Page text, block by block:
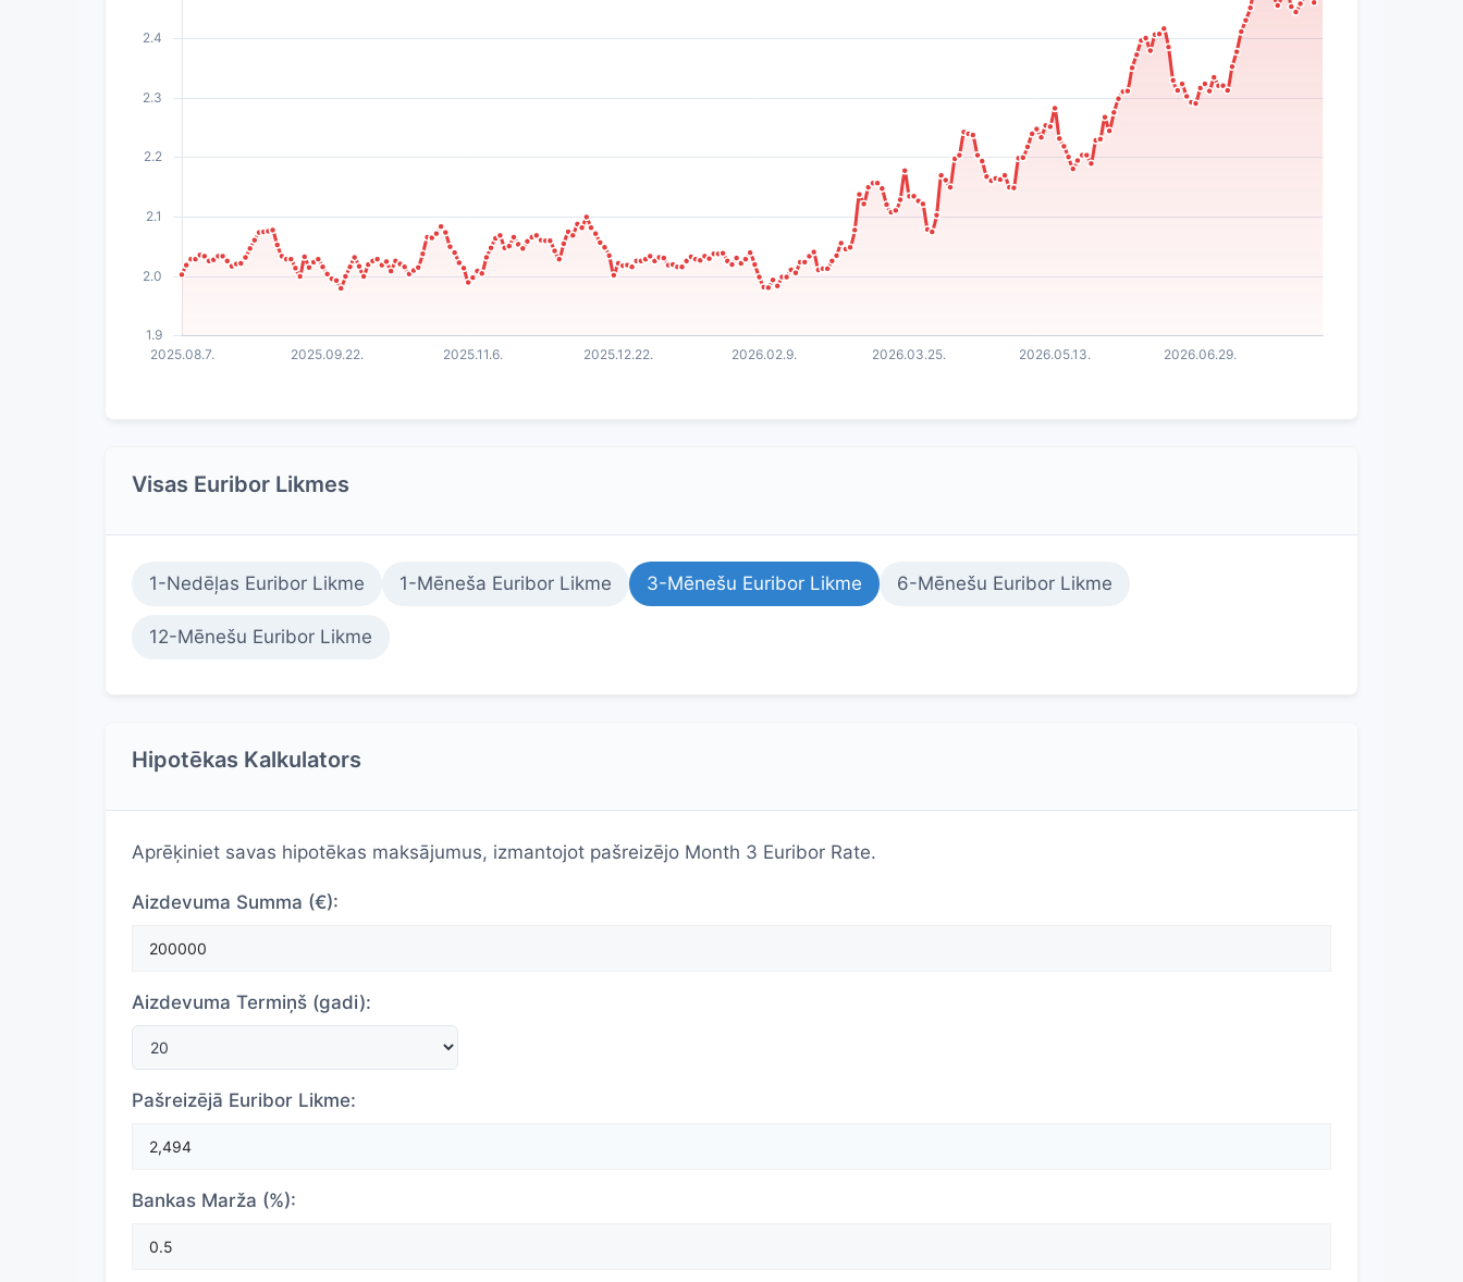
Visas Euribor Likmes
1-Nedēļas Euribor Likme 1-Mēneša Euribor Likme 3-Mēnešu Euribor Likme 6-Mēnešu Euribor Likme
12-Mēnešu Euribor Likme
Hipotēkas Kalkulators
Aprēķiniet savas hipotēkas maksājumus, izmantojot pašreizējo Month 3 Euribor Rate.
Aizdevuma Summa (€):
Aizdevuma Termiņš (gadi):
Pašreizējā Euribor Likme:
Bankas Marža (%):